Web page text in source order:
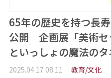
65年の歴史を持つ長
公開 企画展「美術セ
といっしょの魔法のタ
2025.04.17 08:11 教育/文化